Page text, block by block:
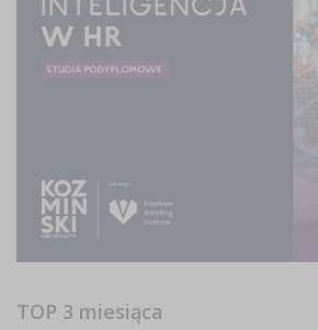
TOP 3 miesiąca